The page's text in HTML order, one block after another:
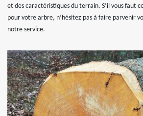
et des caractéristiques du terrain. S’il vous faut
pour votre arbre, n’hésitez pas à faire parvenir
notre service.